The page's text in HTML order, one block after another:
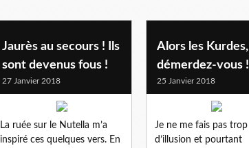
Jaurès au secours ! Ils
sont devenus fous !
27 Janvier 2018
La ruée sur le Nutella m’a
inspiré ces quelques vers. En
Alors les Kurdes,
démerdez-vous !
25 Janvier 2018
Je ne me fais pas trop
d’illusion et pourtant